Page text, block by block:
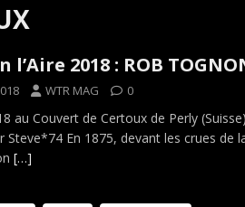
l’Aire 2018 : ROB
WTR MAG 0
au Couvert de Certoux de Perly
Steve*74 En 1875, devant les crues de
[…]